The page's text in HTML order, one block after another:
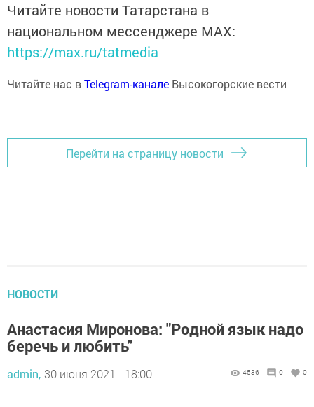
Читайте новости Татарстана в
национальном мессенджере MАХ:
https://max.ru/tatmedia
Читайте нас вTelegram-канале Высокогорские вести
Перейти на страницу новости
НОВОСТИ
Анастасия Миронова: "Родной язык надо
беречь и любить"
admin, 30 июня 2021 - 18:00 4536 0 0